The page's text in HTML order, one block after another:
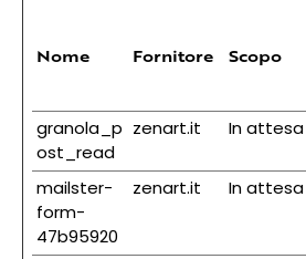
Nome Fornitore Scopo
granola_p
ost_read
zenart.it In attesa
mailster-
form-
47b95920
zenart.it In attesa